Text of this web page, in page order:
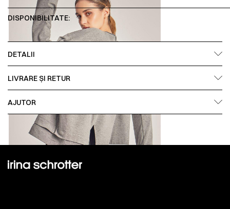
DISPONIBILITATE:
DETALII
LIVRARE ȘI RETUR
AJUTOR